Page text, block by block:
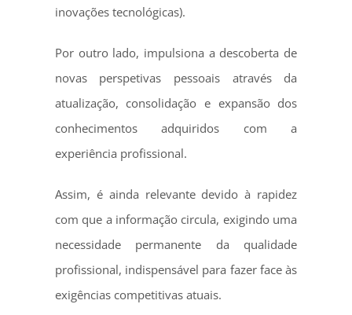
inovações tecnológicas).
Por outro lado, impulsiona a descoberta de
novas perspetivas pessoais através da
atualização, consolidação e expansão dos
conhecimentos adquiridos com a
experiência profissional.
Assim, é ainda relevante devido à rapidez
com que a informação circula, exigindo uma
necessidade permanente da qualidade
profissional, indispensável para fazer face às
exigências competitivas atuais.